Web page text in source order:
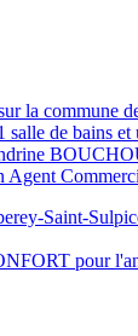
la
salle de bains